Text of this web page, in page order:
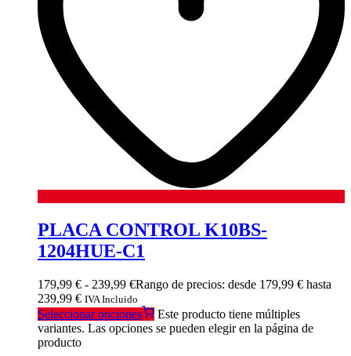
PLACA CONTROL K10BS-
1204HUE-C1
179,99 € - 239,99 €Rango de precios: desde 179,99 € hasta
239,99 € IVA Incluido
Seleccionar opciones
Este producto tiene múltiples
variantes. Las opciones se pueden elegir en la página de
producto